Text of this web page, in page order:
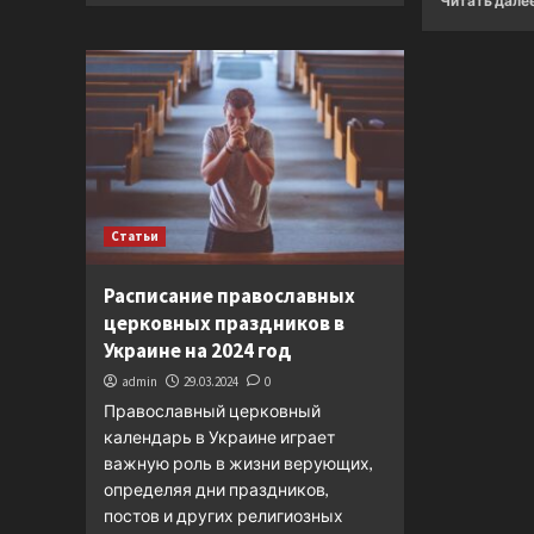
Статьи
Расписание православных
церковных праздников в
Украине на 2024 год
admin 29.03.2024 0
Православный церковный
календарь в Украине играет
важную роль в жизни верующих,
определяя дни праздников,
постов и других религиозных